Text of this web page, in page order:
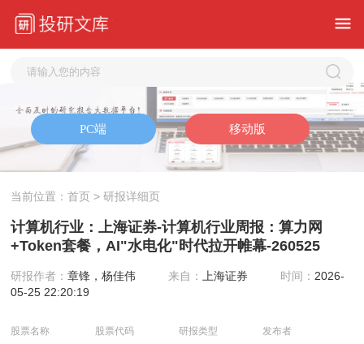
当前位置：首页 > 研报详细页
计算机行业：上海证券-计算机行业周报：算力网
+Token套餐，AI"水电化"时代拉开帷幕-260525
研报作者：章锋，杨佳伟 来自： 上海证券 时间： 2026-
05-25 22:20:19
股票名称 股票代码 研报类型 发布者